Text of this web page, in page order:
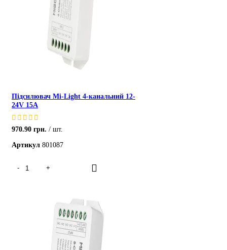
Підсилювач Mi-Light 4-канальний 12-
24V 15A
970.90 грн.
шт.
Артикул 801087